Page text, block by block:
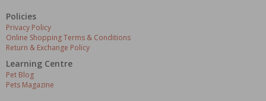
Policies
Privacy Policy
Online Shopping Terms & Conditions
Return & Exchange Policy
Learning Centre
Pet Blog
Pets Magazine